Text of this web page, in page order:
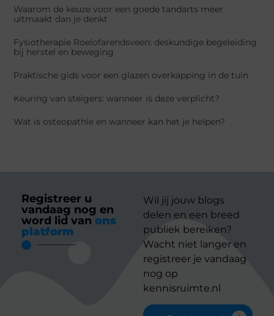
Waarom de keuze voor een goede tandarts meer
uitmaakt dan je denkt
Fysiotherapie Roelofarendsveen: deskundige begeleiding
bij herstel en beweging
Praktische gids voor een glazen overkapping in de tuin
Keuring van steigers: wanneer is deze verplicht?
Wat is osteopathie en wanneer kan het je helpen?
Registreer u
vandaag nog en
word lid van ons
platform
Wil jij jouw blogs
delen en een breed
publiek bereiken?
Wacht niet langer en
registreer je vandaag
nog op
kennisruimte.nl